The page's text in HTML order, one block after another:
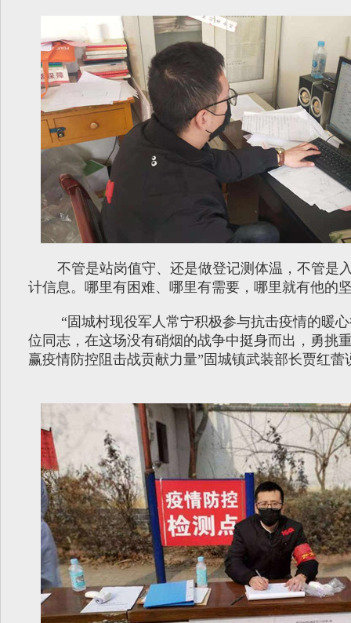
不管是站岗值守、还是做登记测体温，不管是
计信息。哪里有困难、哪里有需要，哪里就有他的
“固城村现役军人常宁积极参与抗击疫情的暖
位同志，在这场没有硝烟的战争中挺身而出，勇挑
赢疫情防控阻击战贡献力量”固城镇武装部长贾红蕾